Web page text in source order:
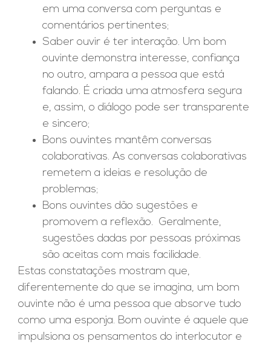
em uma conversa com perguntas e
comentários pertinentes;
Saber ouvir é ter interação. Um bom
ouvinte demonstra interesse, confiança
no outro, ampara a pessoa que está
falando. É criada uma atmosfera segura
e, assim, o diálogo pode ser transparente
e sincero;
Bons ouvintes mantêm conversas
colaborativas. As conversas colaborativas
remetem a ideias e resolução de
problemas;
Bons ouvintes dão sugestões e
promovem a reflexão. Geralmente,
sugestões dadas por pessoas próximas
são aceitas com mais facilidade.
Estas constatações mostram que,
diferentemente do que se imagina, um bom
ouvinte não é uma pessoa que absorve tudo
como uma esponja. Bom ouvinte é aquele que
impulsiona os pensamentos do interlocutor e